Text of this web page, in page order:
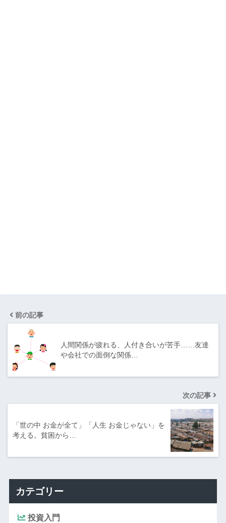
前の記事
人間関係が疲れる、人付き合いが苦手……友達
や会社での面倒な関係…
次の記事
「世の中 お金が全て」「人生 お金じゃない」を
考える。貧困から…
カテゴリー
投資入門